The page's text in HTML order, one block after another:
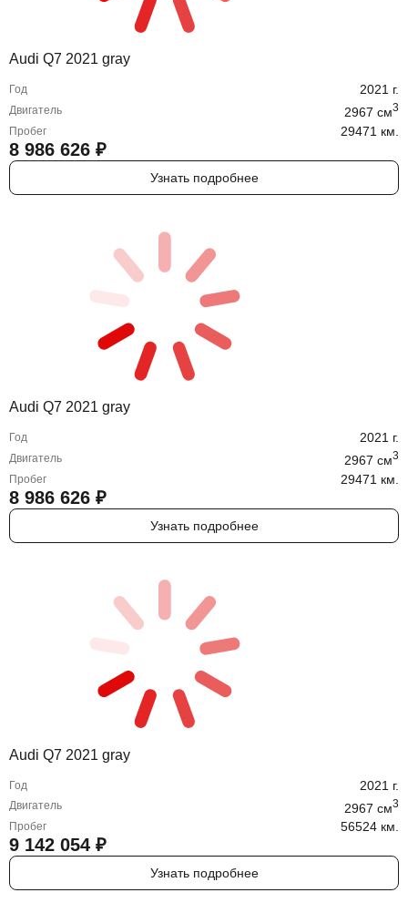
Audi Q7 2021 gray
Год 2021 г.
Двигатель 2967 cм3
Пробег 29471 км.
8 986 626 ₽
Узнать подробнее
Audi Q7 2021 gray
Год 2021 г.
Двигатель 2967 cм3
Пробег 29471 км.
8 986 626 ₽
Узнать подробнее
Audi Q7 2021 gray
Год 2021 г.
Двигатель 2967 cм3
Пробег 56524 км.
9 142 054 ₽
Узнать подробнее